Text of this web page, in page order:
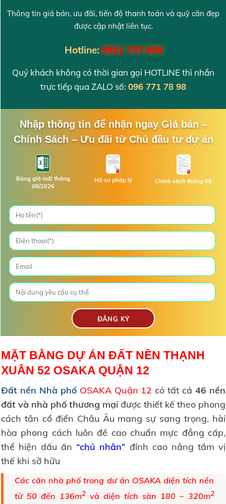
Thông tin giá bán, ưu đãi, tiến độ thanh toán và quỹ căn đẹp
được cập nhật liên tục.
Hotline:0931 737 898
Quý khách không có thời gian gọi HOTLINE thì nhắn
trực tiếp qua ZALO số: 096 771 78 98
Nhập thông tin để nhận ngay Giá bán –
Chính Sách – Ưu đãi từ Chủ đầu tư dự án
Bảng giá mới tháng
08/2026
Hồ sơ pháp lý Chính sách tháng 08
MẶT BẰNG DỰ ÁN ĐẤT NỀN THẠNH
XUÂN 52 OSAKA QUẬN 12
Đất nền Nhà phố OSAKA Quận 12 có tất cả46 nền
đất và nhà phố thương mại được thiết kế theo phong
cách tân cổ điển Châu Âu mang sự sang trọng, hài
hòa phong cách luôn đề cao chuẩn mực đẳng cấp,
thể hiện dấu ấn “chủ nhân” đỉnh cao nâng tầm vị
thế khi sỡ hữu
Các căn nhà phố trong dư án OSAKA diện tích nền
từ 50 đến 136m2và diện tích sàn 180 – 320m2